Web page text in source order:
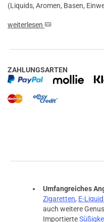
(Liquids, Aromen, Basen,
weiterlesen
ZAHLUNGSARTEN
Umfangreiches
Zigaretten, E-
auch weitere
Importierte